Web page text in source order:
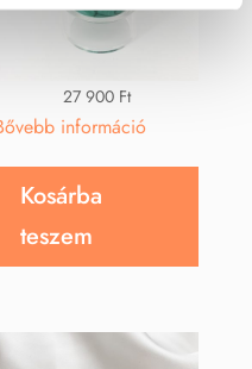
27 900 Ft
információ
Kosárba
teszem